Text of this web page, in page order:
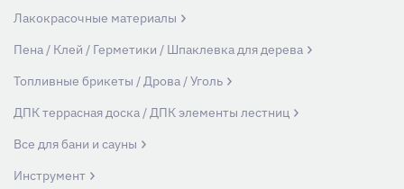
Лакокрасочные материалы
Пена / Клей / Герметики / Шпаклевка для дерева
Топливные брикеты / Дрова / Уголь
ДПК террасная доска / ДПК элементы лестниц
Все для бани и сауны
Инструмент